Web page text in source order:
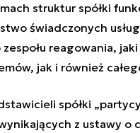
struktur spółki
świadczonych
reagowania,
jak i również
spółki
z ustawy o